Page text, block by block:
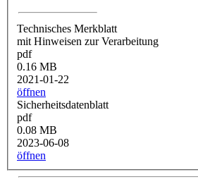
Technisches Merkblatt
mit Hinweisen zur Verarbeitung
pdf
0.16 MB
2021-01-22
öffnen
Sicherheitsdatenblatt
pdf
0.08 MB
2023-06-08
öffnen